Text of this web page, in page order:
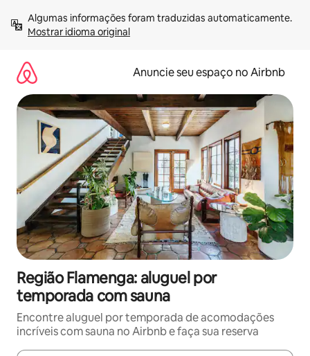
para
Mostrar idioma original
Anuncie seu espaço no Airbnb
Região Flamenga: aluguel por
temporada com sauna
Encontre aluguel por temporada de acomodações
incríveis com sauna no Airbnb e faça sua reserva